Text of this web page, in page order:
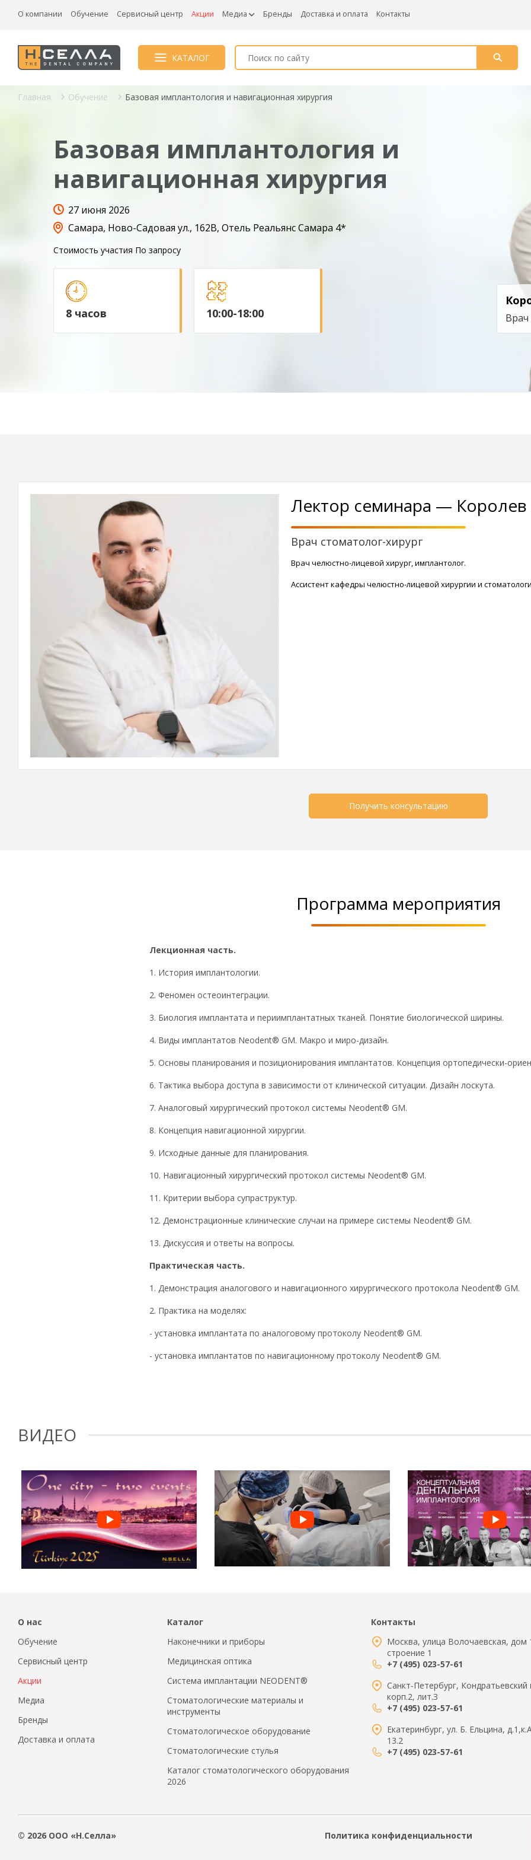
О компании Обучение Сервисный центр Акции Медиа Бренды Доставка и оплата Контакты
КАТАЛОГ
Главная Обучение Базовая имплантология и навигационная хирургия
Базовая имплантология и
навигационная хирургия
27 июня 2026
Самара, Ново-Садовая ул., 162В, Отель Реальянс Самара 4*
Стоимость участия По запросу
8 часов 10:00-18:00 Врач
Лектор семинара — Королев
Врач стоматолог-хирург
Врач челюстно-лицевой хирург, имплантолог.
Ассистент кафедры челюстно-лицевой хирургии и
Получить консультацию
Программа мероприятия
Лекционная часть.
1. История имплантологии.
2. Феномен остеоинтеграции.
3. Биология имплантата и периимплантатных тканей. Понятие биологической ширины.
4. Виды имплантатов Neodent® GM. Макро и миро-дизайн.
5. Основы планирования и позиционирования имплантатов. Концепция ортопедически-
6. Тактика выбора доступа в зависимости от клинической ситуации. Дизайн лоскута.
7. Аналоговый хирургический протокол системы Neodent® GM.
8. Концепция навигационной хирургии.
9. Исходные данные для планирования.
10. Навигационный хирургический протокол системы Neodent® GM.
11. Критерии выбора супраструктур.
12. Демонстрационные клинические случаи на примере системы Neodent® GM.
13. Дискуссия и ответы на вопросы.
Практическая часть.
1. Демонстрация аналогового и навигационного хирургического протокола Neodent® GM.
2. Практика на моделях:
- установка имплантата по аналоговому протоколу Neodent® GM.
- установка имплантатов по навигационному протоколу Neodent® GM.
ВИДЕО
О нас
Обучение
Сервисный центр
Акции
Медиа
Бренды
Доставка и оплата
Каталог
Наконечники и приборы
Медицинская оптика
Система имплантации NEODENT®
Стоматологические материалы и
инструменты
Стоматологическое оборудование
Стоматологические стулья
Каталог стоматологического оборудования
2026
Контакты
Москва, улица Волочаевская, дом
строение 1
+7 (495) 023-57-61
Санкт-Петербург, Кондратьевский
корп.2, лит.З
+7 (495) 023-57-61
Екатеринбург, ул. Б. Ельцина,
13.2
+7 (495) 023-57-61
© 2026 ООО «Н.Селла» Политика конфиденциальности